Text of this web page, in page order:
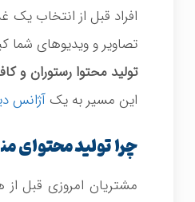
افراد قبل از انتخاب یک
تصاویر و ویدیوهای شما
تولید محتوا رستوران و
این مسیر به یکآژانس
چرا تولید محتوای
مشتریان امروزی قبل